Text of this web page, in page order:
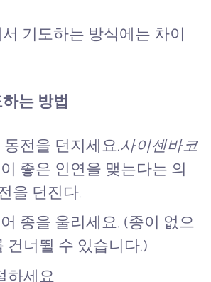
기도하는 방식에는 차이
는 방법
전을 던지세요.사이센바코
좋은 인연을 맺는다는 의
을 던진다.
종을 울리세요. (종이 없으
건너뛸 수 있습니다.)
하세요